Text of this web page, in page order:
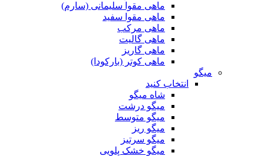
ماهی مقوا سلیمانی (سارم)
ماهی مقوا سفید
ماهی مرکب
ماهی گالیت
ماهی گاریز
ماهی کوتر (بارکودا)
میگو
انتخاب کنید
شاه میگو
میگو درشت
میگو متوسط
میگو ریز
میگو سرتیز
میگو خشک پلویی